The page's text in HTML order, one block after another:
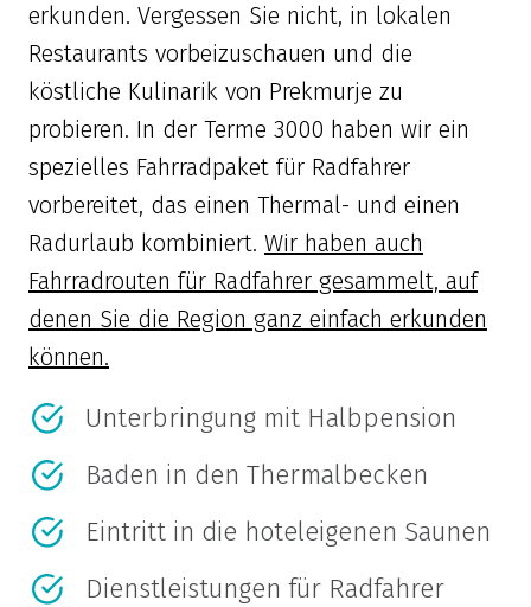
erkunden. Vergessen Sie nicht, in lokalen
Restaurants vorbeizuschauen und die
köstliche Kulinarik von Prekmurje zu
probieren. In der Terme 3000 haben wir ein
spezielles Fahrradpaket für Radfahrer
vorbereitet, das einen Thermal- und einen
Radurlaub kombiniert. Wir haben auch
Fahrradrouten für Radfahrer gesammelt, auf
denen Sie die Region ganz einfach erkunden
können.
Unterbringung mit Halbpension
Baden in den Thermalbecken
Eintritt in die hoteleigenen Saunen
Dienstleistungen für Radfahrer